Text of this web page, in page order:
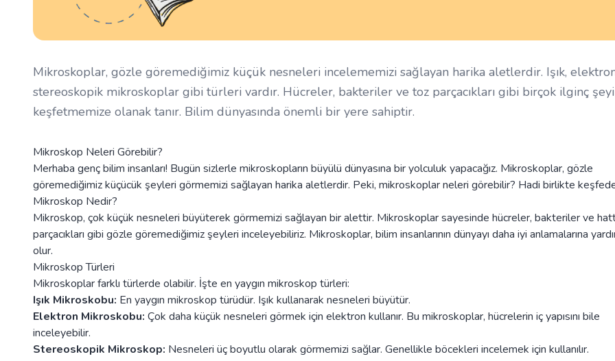
Mikroskoplar, gözle göremediğimiz küçük nesneleri incelememizi sağlayan harika aletlerdir. Işık,
stereoskopik mikroskoplar gibi türleri vardır. Hücreler, bakteriler ve toz parçacıkları gibi birçok ilginç şeyi
keşfetmemize olanak tanır. Bilim dünyasında önemli bir yere sahiptir.
Mikroskop Neleri Görebilir?
Merhaba genç bilim insanları! Bugün sizlerle mikroskopların büyülü dünyasına bir yolculuk yapacağız. Mikroskoplar, gözle
göremediğimiz küçücük şeyleri görmemizi sağlayan harika aletlerdir. Peki, mikroskoplar neleri görebilir? Hadi birlikte
Mikroskop Nedir?
Mikroskop, çok küçük nesneleri büyüterek görmemizi sağlayan bir alettir. Mikroskoplar sayesinde hücreler, bakteriler ve
parçacıkları gibi gözle göremediğimiz şeyleri inceleyebiliriz. Mikroskoplar, bilim insanlarının dünyayı daha iyi anlamalarına
olur.
Mikroskop Türleri
Mikroskoplar farklı türlerde olabilir. İşte en yaygın mikroskop türleri:
Işık Mikroskobu: En yaygın mikroskop türüdür. Işık kullanarak nesneleri büyütür.
Elektron Mikroskobu: Çok daha küçük nesneleri görmek için elektron kullanır. Bu mikroskoplar, hücrelerin iç yapısını bile
inceleyebilir.
Stereoskopik Mikroskop: Nesneleri üç boyutlu olarak görmemizi sağlar. Genellikle böcekleri incelemek için kullanılır.